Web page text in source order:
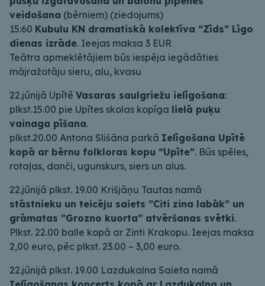
veidošana (bērniem) (ziedojums)
15:60 Kubulu KN dramatiskā kolektīva “Zīds” Līgo
dienas izrāde. Ieejas maksa 3 EUR
Teātra apmeklētājiem būs iespēja iegādāties
mājražotāju sieru, alu, kvasu
22.jūnijā Upītē Vasaras saulgriežu ielīgošana:
plkst.15.00 pie Upītes skolas kopīga lielā puķu
vainaga pīšana.
plkst.20.00 Antona Slišāna parkā Ielīgošana Upītē
kopā ar bērnu folkloras kopu “Upīte”. Būs spēles,
rotaļas, danči, ugunskurs, siers un alus.
22.jūnijā plkst. 19.00 Krišjāņu Tautas namā
stāstnieku un teicēju saiets ”Citi zina labāk” un
grāmatas ”Grozno kuorta” atvēršanas svētki.
Plkst. 22.00 balle kopā ar Zinti Krakopu. Ieejas maksa
2,00 euro, pēc plkst. 23.00 – 3,00 euro.
22.jūnijā plkst. 19.00 Lazdukalna Saieta namā